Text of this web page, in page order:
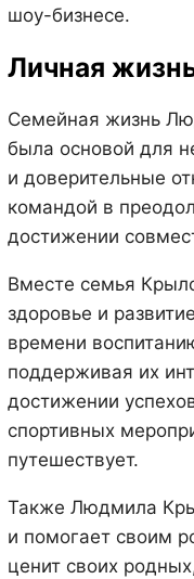
шоу-бизнесе.
Личная
Семейная жизнь
была основой для
и доверительные
командой в
достижении
Вместе семья
здоровье и
времени
поддерживая их
достижении
спортивных
путешествует.
Также Людмила
и помогает своим
ценит своих